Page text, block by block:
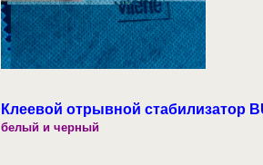
Клеевой отрывной стабилизатор
белый и черный